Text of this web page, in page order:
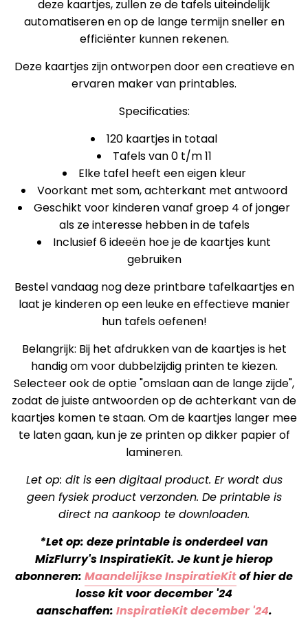
deze kaartjes, zullen ze de tafels uiteindelijk
automatiseren en op de lange termijn sneller en
efficiënter kunnen rekenen.
Deze kaartjes zijn ontworpen door een creatieve en
ervaren maker van printables.
Specificaties:
120 kaartjes in totaal
Tafels van 0 t/m 11
Elke tafel heeft een eigen kleur
Voorkant met som, achterkant met antwoord
Geschikt voor kinderen vanaf groep 4 of jonger
als ze interesse hebben in de tafels
Inclusief 6 ideeën hoe je de kaartjes kunt
gebruiken
Bestel vandaag nog deze printbare tafelkaartjes en
laat je kinderen op een leuke en effectieve manier
hun tafels oefenen!
Belangrijk: Bij het afdrukken van de kaartjes is het
handig om voor dubbelzijdig printen te kiezen.
Selecteer ook de optie "omslaan aan de lange zijde",
zodat de juiste antwoorden op de achterkant van de
kaartjes komen te staan. Om de kaartjes langer mee
te laten gaan, kun je ze printen op dikker papier of
lamineren.
Let op: dit is een digitaal product. Er wordt dus
geen fysiek product verzonden. De printable is
direct na aankoop te downloaden.
*Let op: deze printable is onderdeel van
MizFlurry's InspiratieKit. Je kunt je hierop
abonneren: Maandelijkse InspiratieKitof hier de
losse kit voor december '24
aanschaffen: InspiratieKit december '24.